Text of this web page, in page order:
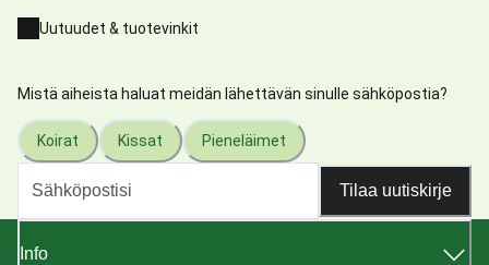
Uutuudet & tuotevinkit
Mistä aiheista haluat meidän lähettävän sinulle sähköpostia?
Koirat Kissat Pieneläimet
Tilaa uutiskirje
Info